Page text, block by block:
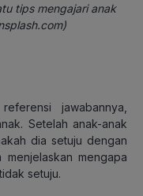
tips mengajari anak
jawabannya,
Setelah anak-anak
dia setuju dengan
mengapa
setuju.